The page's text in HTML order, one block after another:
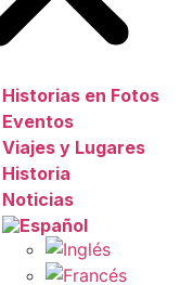
Historias en Fotos
Eventos
Viajes y Lugares
Historia
Noticias